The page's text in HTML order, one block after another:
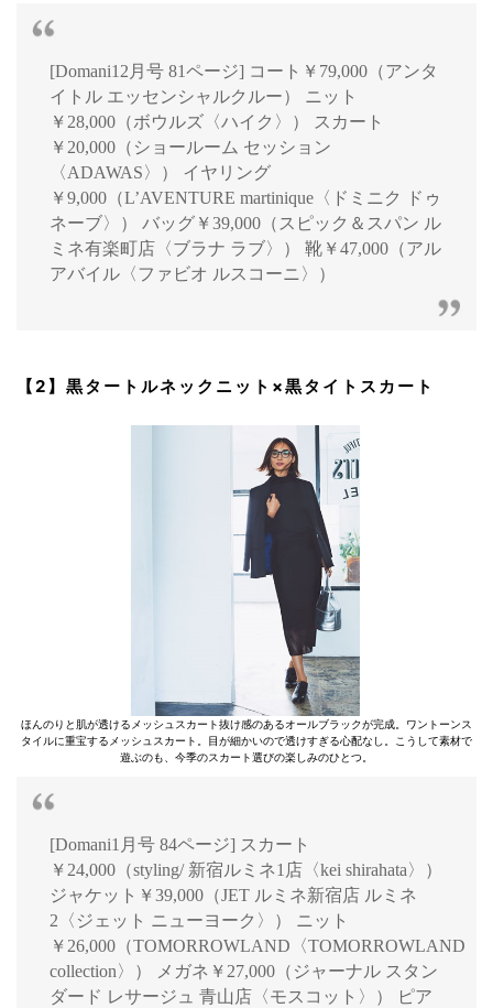
[Domani12月号 81ページ] コート￥79,000（アンタ
イトル エッセンシャルクルー） ニット
￥28,000（ボウルズ〈ハイク〉） スカート
￥20,000（ショールーム セッション
〈ADAWAS〉） イヤリング
￥9,000（L’AVENTURE martinique〈ドミニク ドゥ
ネーブ〉） バッグ￥39,000（スピック＆スパン ル
ミネ有楽町店〈ブラナ ラブ〉） 靴￥47,000（アル
アバイル〈ファビオ ルスコーニ〉）
【2】黒タートルネックニット×黒タイトスカート
ほんのりと肌が透けるメッシュスカート抜け感のあるオールブラックが完成。ワントーンス
タイルに重宝するメッシュスカート。目が細かいので透けすぎる心配なし。こうして素材で
遊ぶのも、今季のスカート選びの楽しみのひとつ。
[Domani1月号 84ページ] スカート
￥24,000（styling/ 新宿ルミネ1店〈kei shirahata〉）
ジャケット￥39,000（JET ルミネ新宿店 ルミネ
2〈ジェット ニューヨーク〉） ニット
￥26,000（TOMORROWLAND〈TOMORROWLAND
collection〉） メガネ￥27,000（ジャーナル スタン
ダード レサージュ 青山店〈モスコット〉） ピア